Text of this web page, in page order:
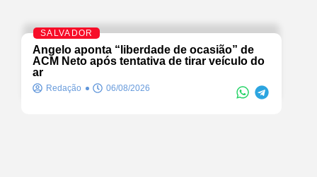
SALVADOR
Angelo aponta “liberdade de ocasião” de
ACM Neto após tentativa de tirar veículo do
ar
Redação 06/08/2026